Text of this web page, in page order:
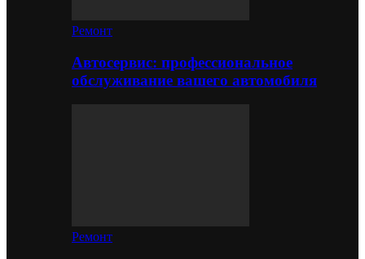
Ремонт
Автосервис: профессиональное
обслуживание вашего автомобиля
Ремонт